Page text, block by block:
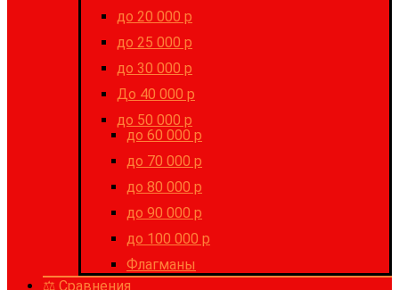
до 20 000 р
до 25 000 р
до 30 000 р
До 40 000 р
до 50 000 р
до 60 000 р
до 70 000 р
до 80 000 р
до 90 000 р
до 100 000 р
Флагманы
⚖ Сравнения